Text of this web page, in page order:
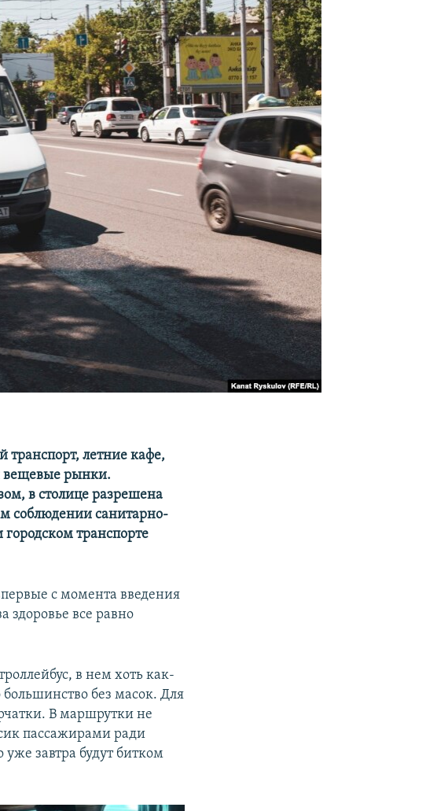
транспорт, летние кафе,
вещевые рынки.
в столице разрешена
соблюдении санитарно-
транспорте
с момента введения
здоровье все равно
в нем хоть как-
без масок. Для
В маршрутки не
пассажирами ради
завтра будут битком